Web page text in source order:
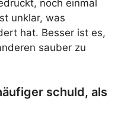
noch einmal
unklar, was
hat. Besser ist es,
sauber zu
schuld, als